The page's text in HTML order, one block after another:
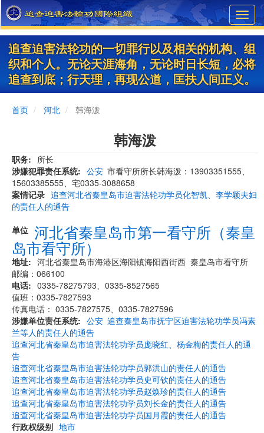
Skip
to
main
content
追查迫害法轮功的一切罪行以及相关的机构、组
织和个人。无论天涯海角，无论时日长短，必将
追查到底；行天理，再现公道，匡扶人间正义。
首页 河北 韩海泼
韩海泼
职务
所长
涉嫌犯罪责任系统
公安 市看守所所长韩海泼：13903351555、
15603385555、宅0335-3088658
案情记录 追查河北省秦皇岛市迫害法轮功学员化智凯、李学颖夫妇
的责任人的通告
单位 河北省秦皇岛市第一看守所（秦皇
岛市看守所）
地址
河北省秦皇岛市海港区海阳镇海阳西街西 秦皇岛市看守所
邮编：066100
电话
0335-78275793、0335-8527565
值班：0335-7827593
传真电话： 0335-7827575、0335-7827596
涉嫌单位责任系统
公安 追查秦皇岛市抚宁区迫害法轮功学员冯素
兰等人的责任人的通告
追查河北省秦皇岛市迫害法轮功学员庞晓红、杨金梅的责任人的通
告
追查河北省秦皇岛市迫害法轮功学员郭洪山的责任人的通告
追查河北省秦皇岛市迫害法轮功学员史可钦的责任人的通告
追查河北省秦皇岛市迫害法轮功学员赵焕珍的责任人的通告
追查河北省秦皇岛市迫害法轮功学员刘长金的责任人的通告
追查河北省秦皇岛市迫害法轮功学员国月霞的责任人的通告
行政权级别 地市